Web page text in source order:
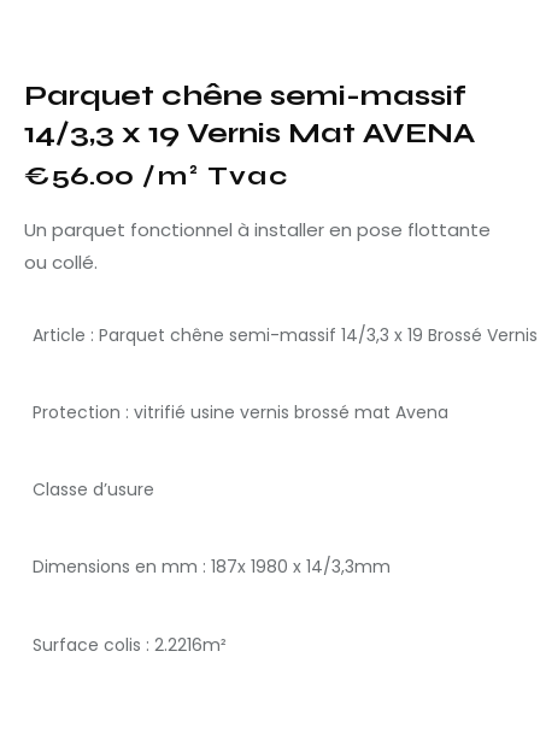
Parquet chêne semi-massif
14/3,3 x 19 Vernis Mat AVENA
€56.00 /m² Tvac
Un parquet fonctionnel à installer en pose flottante
ou collé.
Article : Parquet chêne semi-massif 14/3,3 x 19 Brossé
Protection : vitrifié usine vernis brossé mat Avena
Classe d’usure
Dimensions en mm : 187x 1980 x 14/3,3mm
Surface colis : 2.2216m²